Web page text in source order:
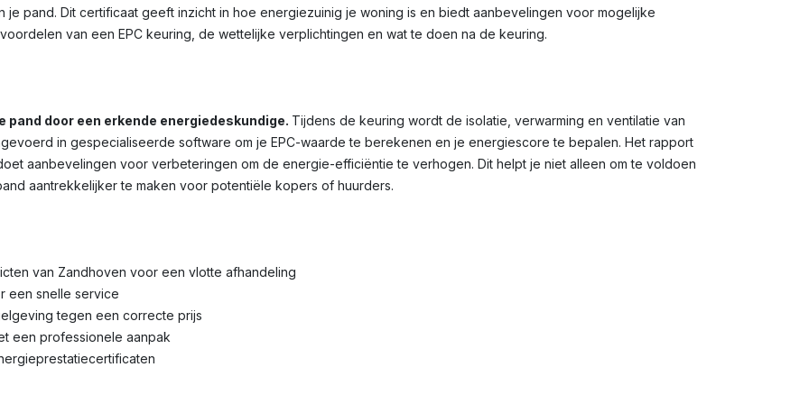
pand. Dit certificaat geeft inzicht in hoe energiezuinig je woning is en biedt aanbevelingen voor mogelijke
van een EPC keuring, de wettelijke verplichtingen en wat te doen na de keuring.
pand door een erkende energiedeskundige. Tijdens de keuring wordt de isolatie, verwarming en ventilatie van
in gespecialiseerde software om je EPC-waarde te berekenen en je energiescore te bepalen. Het rapport
aanbevelingen voor verbeteringen om de energie-efficiëntie te verhogen. Dit helpt je niet alleen om te voldoen
aantrekkelijker te maken voor potentiële kopers of huurders.
van Zandhoven voor een vlotte afhandeling
een snelle service
tegen een correcte prijs
een professionele aanpak